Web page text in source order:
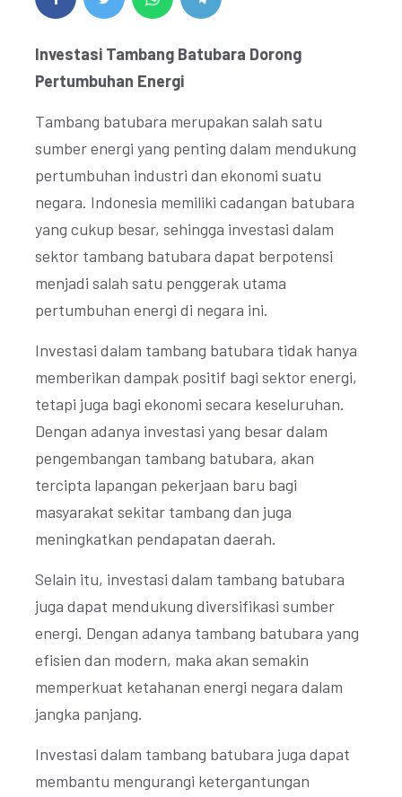
Investasi Tambang Batubara Dorong
Pertumbuhan Energi
Tambang batubara merupakan salah satu
sumber energi yang penting dalam mendukung
pertumbuhan industri dan ekonomi suatu
negara. Indonesia memiliki cadangan batubara
yang cukup besar, sehingga investasi dalam
sektor tambang batubara dapat berpotensi
menjadi salah satu penggerak utama
pertumbuhan energi di negara ini.
Investasi dalam tambang batubara tidak hanya
memberikan dampak positif bagi sektor energi,
tetapi juga bagi ekonomi secara keseluruhan.
Dengan adanya investasi yang besar dalam
pengembangan tambang batubara, akan
tercipta lapangan pekerjaan baru bagi
masyarakat sekitar tambang dan juga
meningkatkan pendapatan daerah.
Selain itu, investasi dalam tambang batubara
juga dapat mendukung diversifikasi sumber
energi. Dengan adanya tambang batubara yang
efisien dan modern, maka akan semakin
memperkuat ketahanan energi negara dalam
jangka panjang.
Investasi dalam tambang batubara juga dapat
membantu mengurangi ketergantungan